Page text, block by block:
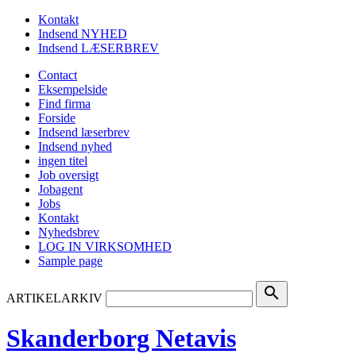
Kontakt
Indsend NYHED
Indsend LÆSERBREV
Contact
Eksempelside
Find firma
Forside
Indsend læserbrev
Indsend nyhed
ingen titel
Job oversigt
Jobagent
Jobs
Kontakt
Nyhedsbrev
LOG IN VIRKSOMHED
Sample page
ARTIKELARKIV search
Skanderborg Netavis